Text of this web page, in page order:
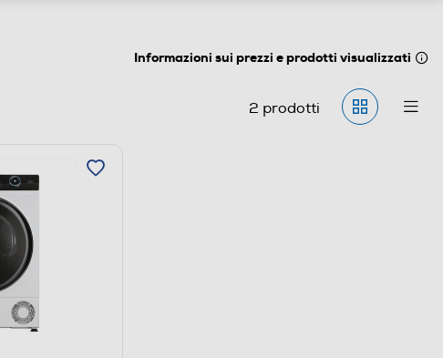
Informazioni sui prezzi e prodotti visualizzati
2 prodotti